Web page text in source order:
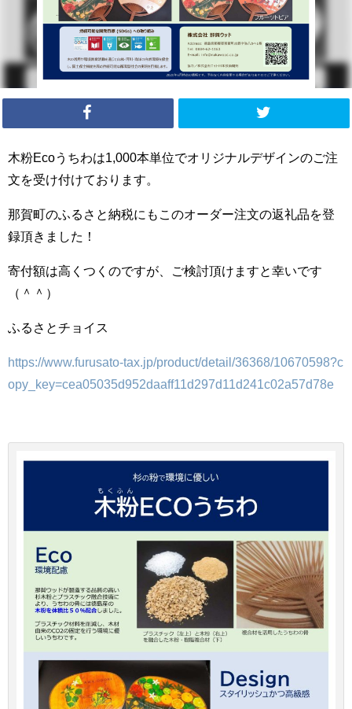
木粉Ecoうちわは1,000本単位でオリジナルデザインのご注
文を受け付けております。
那賀町のふるさと納税にもこのオーダー注文の返礼品を登
録頂きました！
寄付額は高くつくのですが、ご検討頂けますと幸いです
（＾＾）
ふるさとチョイス
https://www.furusato-tax.jp/product/detail/36368/10670598?c
opy_key=cea05035d952daaff11d297d11d241c02a57d78e